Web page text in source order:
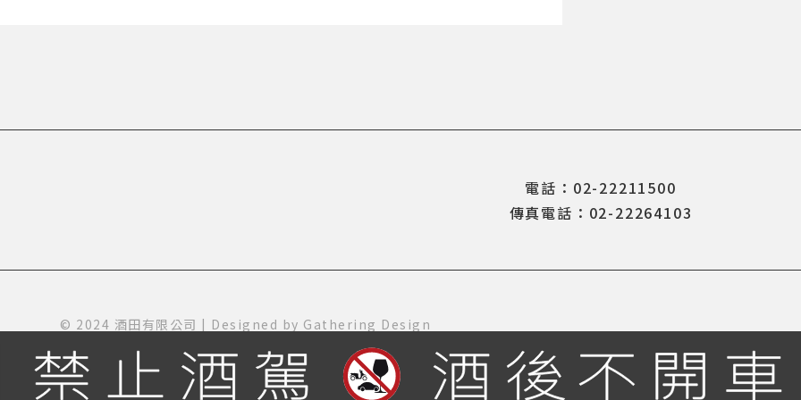
電話：02-22211500
傳真電話：02-22264103
© 2024 酒田有限公司 | Designed by Gathering Design